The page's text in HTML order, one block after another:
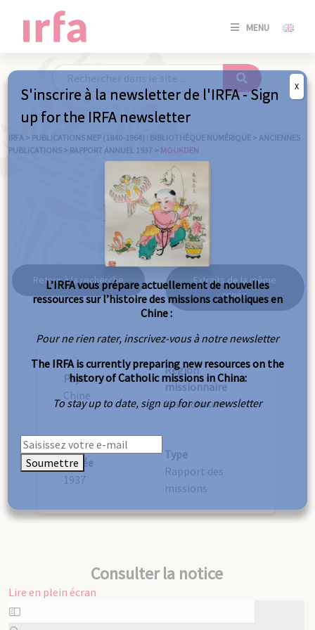
MENU
SE
/
IRFA > PUBLICATIONS MEP (1840-1964) : BIBLIOTHÈQUE NUMÉRIQUE > ANCIENNES
PUBLICATIONS > RAPPORT ANNUEL 1937 > MOUKDEN
Moukden
Retour à la recherche
Extraits de la même
année
Pays
Chine
Région
missionnaire
Mandchourie
Année
1937
Type
Rapport des
missions
Consulter la notice
Lire en plein écran
Aller
au
S'inscrire à la newsletter de l'IRFA - Sign
up for the IRFA newsletter
L’IRFA vous prépare actuellement de nouvelles
ressources sur l’histoire des missions catholiques en
Chine :
Pour ne rien rater, inscrivez-vous à notre newsletter
The IRFA is currently preparing new resources on the
history of Catholic missions in China:
To stay up to date, sign up for our newsletter
Soumettre
X